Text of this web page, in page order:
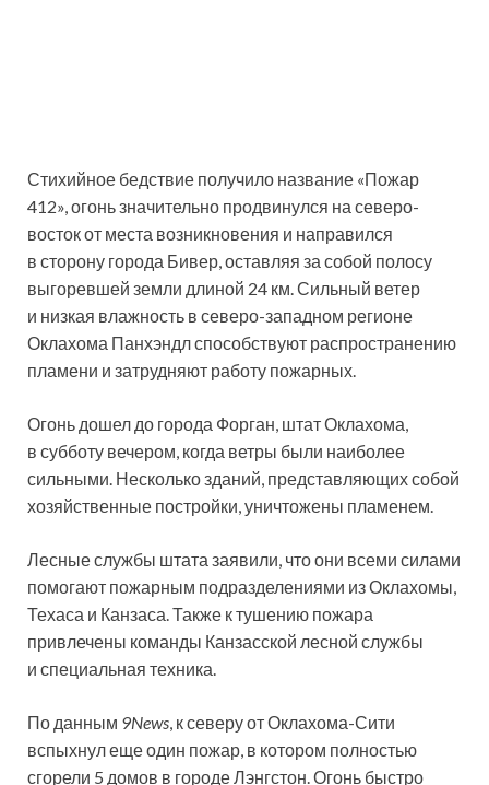
Стихийное бедствие получило название «Пожар
412», огонь значительно продвинулся на северо-
восток от места возникновения и направился
в сторону города Бивер, оставляя за собой полосу
выгоревшей земли длиной 24 км. Сильный ветер
и низкая влажность в северо-западном регионе
Оклахома Панхэндл способствуют распространению
пламени и затрудняют работу пожарных.
Огонь дошел до города Форган, штат Оклахома,
в субботу вечером, когда ветры были наиболее
сильными. Несколько зданий, представляющих собой
хозяйственные постройки, уничтожены пламенем.
Лесные службы штата заявили, что они всеми силами
помогают пожарным подразделениями из Оклахомы,
Техаса и Канзаса. Также к тушению пожара
привлечены команды Канзасской лесной службы
и специальная техника.
По данным 9News, к северу от Оклахома-Сити
вспыхнул еще один пожар, в котором полностью
сгорели 5 домов в городе Лэнгстон. Огонь быстро